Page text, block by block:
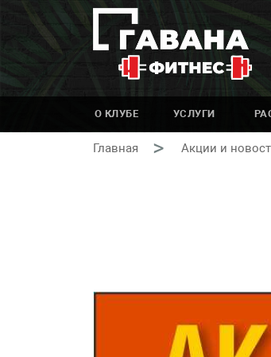
О КЛУБЕ УСЛУГИ
Главная > Акции и